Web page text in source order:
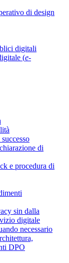
di design
digitali
(e-
di
e procedura di
sin dalla
digitale
necessario
DPO